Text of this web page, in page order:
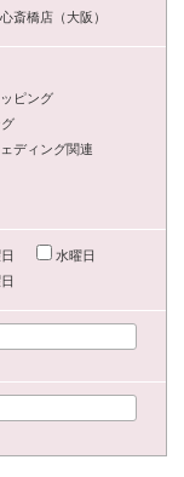
斎橋店（大阪）
ピング
ディング関連
水曜日